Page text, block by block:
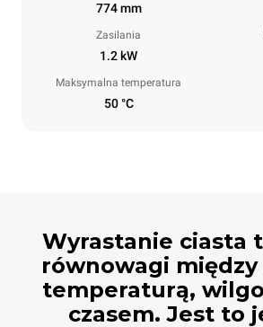
774 mm
Zasilania
1.2 kW
Maksymalna temperatura
50 °C
Wyrastanie ciasta
równowagi
temperaturą,
czasem. Jest to